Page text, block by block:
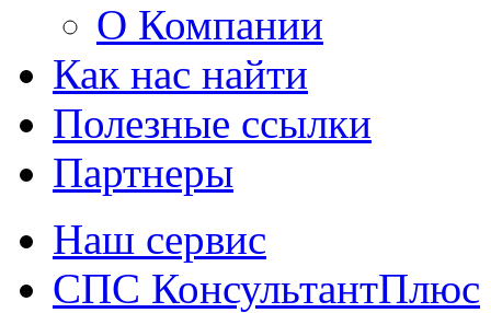
О Компании
Как нас найти
Полезные ссылки
Партнеры
Наш сервис
СПС КонсультантПлюс